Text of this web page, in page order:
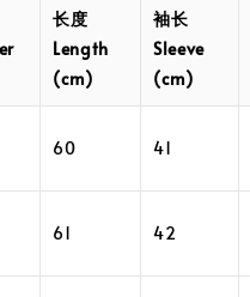
长度
Length
(cm)
袖长
Sleeve
(cm)
60 41
61 42